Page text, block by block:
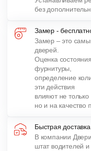
без
Замер -
Замер – это
дверей.
Оценка
фурнитуры,
определение
эти действия
влияют не только
но и на качество
Быстрая доставка
В компании
штат водителей